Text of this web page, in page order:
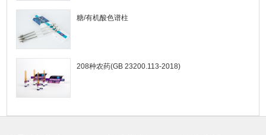
糖/有机酸色谱柱
208种农药(GB 23200.113-2018)